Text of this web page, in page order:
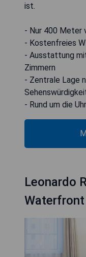
ist.
- Nur 400 Meter
- Kostenfreies
- Ausstattung
Zimmern
- Zentrale Lage
- Rund um die
Leonardo